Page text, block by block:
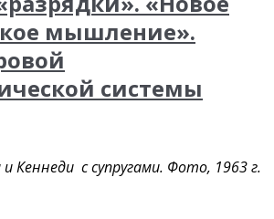
мышление».
системы
Кеннеди с супругами. Фото, 1963 г.